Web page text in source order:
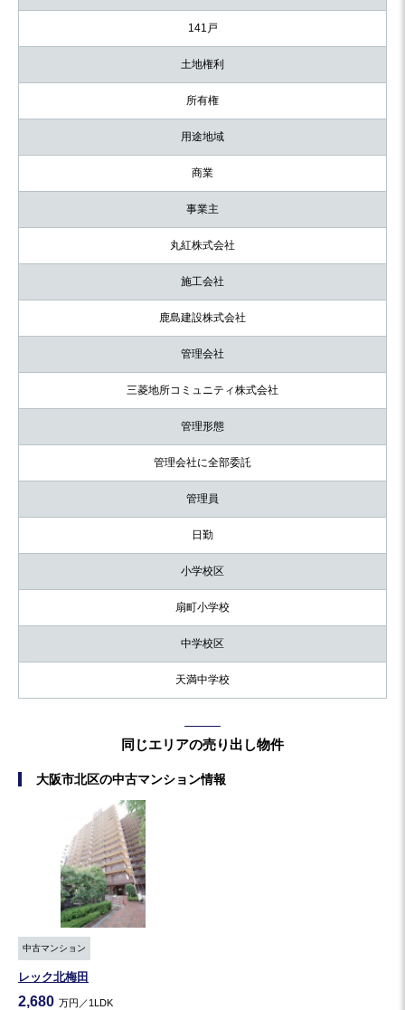
141戸
土地権利
所有権
用途地域
商業
事業主
丸紅株式会社
施工会社
鹿島建設株式会社
管理会社
三菱地所コミュニティ株式会社
管理形態
管理会社に全部委託
管理員
日勤
小学校区
扇町小学校
中学校区
天満中学校
同じエリアの売り出し物件
大阪市北区の中古マンション情報
中古マンション
レック北梅田
2,680 万円／1LDK